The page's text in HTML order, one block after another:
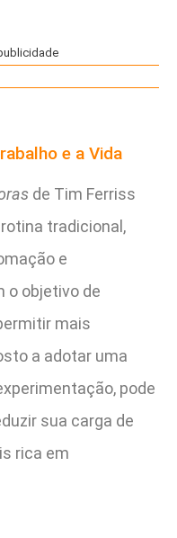
e a Vida
de Tim Ferriss
tradicional,
e
o objetivo de
mais
a adotar uma
pode
sua carga de
rica em